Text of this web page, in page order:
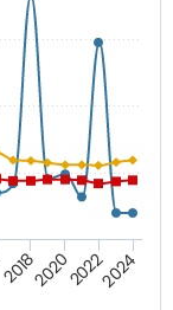
2018202020222024